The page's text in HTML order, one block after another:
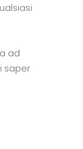
ad
saper